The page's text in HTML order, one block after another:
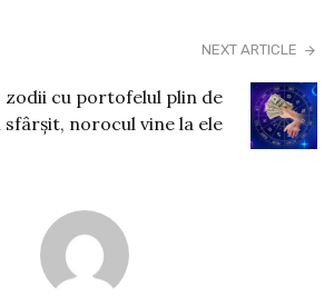
NEXT ARTICLE
zodii cu portofelul plin de
sfârșit, norocul vine la ele